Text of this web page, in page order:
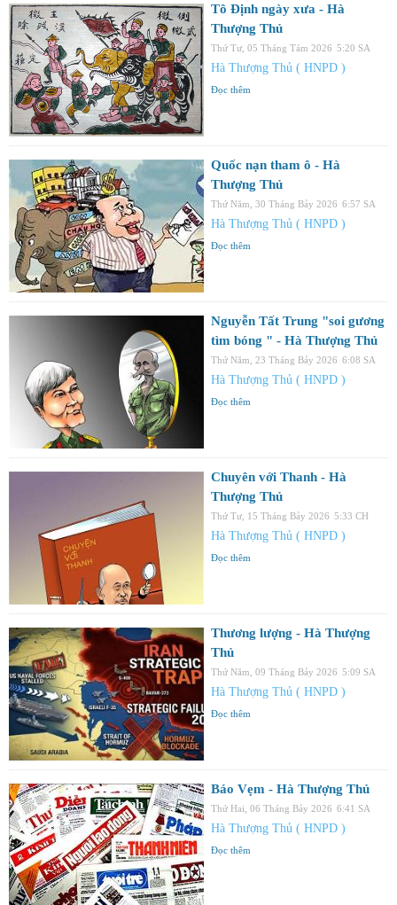
Tô Định ngày xưa - Hà
Thượng Thủ
Thứ Tư, 05 Tháng Tám 2026 5:20 SA
Hà Thượng Thủ ( HNPD )
Đọc thêm
Quốc nạn tham ô - Hà
Thượng Thủ
Thứ Năm, 30 Tháng Bảy 2026 6:57 SA
Hà Thượng Thủ ( HNPD )
Đọc thêm
Nguyễn Tất Trung "soi gương
tìm bóng " - Hà Thượng Thủ
Thứ Năm, 23 Tháng Bảy 2026 6:08 SA
Hà Thượng Thủ ( HNPD )
Đọc thêm
Chuyên với Thanh - Hà
Thượng Thủ
Thứ Tư, 15 Tháng Bảy 2026 5:33 CH
Hà Thượng Thủ ( HNPD )
Đọc thêm
Thương lượng - Hà Thượng
Thủ
Thứ Năm, 09 Tháng Bảy 2026 5:09 SA
Hà Thượng Thủ ( HNPD )
Đọc thêm
Báo Vẹm - Hà Thượng Thủ
Thứ Hai, 06 Tháng Bảy 2026 6:41 SA
Hà Thượng Thủ ( HNPD )
Đọc thêm